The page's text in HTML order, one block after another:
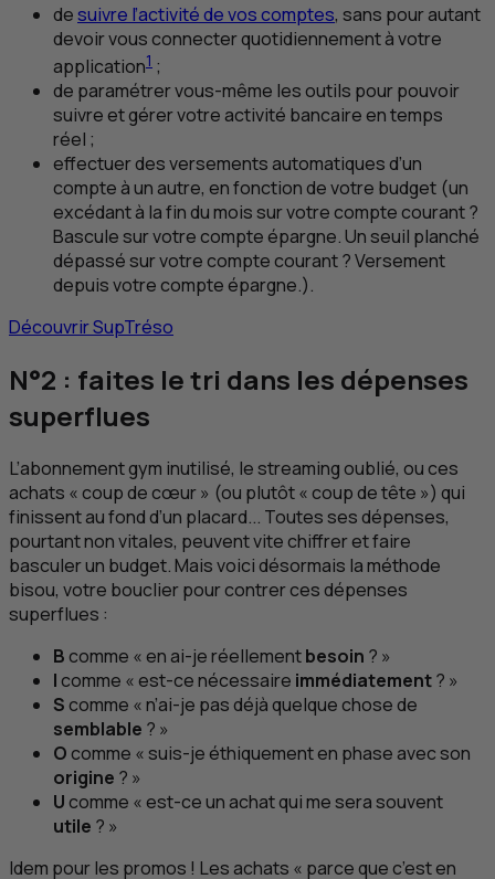
desuivre l’activité de vos comptes, sans pour autant
devoir vous connecter quotidiennement à votre
application1 ;
de paramétrer vous-même les outils pour pouvoir
suivre et gérer votre activité bancaire en temps
réel ;
effectuer des versements automatiques d’un
compte à un autre, en fonction de votre budget (un
excédant à la fin du mois sur votre compte courant ?
Bascule sur votre compte épargne. Un seuil planché
dépassé sur votre compte courant ? Versement
depuis votre compte épargne.).
Découvrir SupTréso
N°2 : faites le tri dans les dépenses
superflues
L’abonnement gym inutilisé, le streaming oublié, ou ces
achats « coup de cœur » (ou plutôt « coup de tête ») qui
finissent au fond d’un placard... Toutes ses dépenses,
pourtant non vitales, peuvent vite chiffrer et faire
basculer un budget. Mais voici désormais la méthode
bisou, votre bouclier pour contrer ces dépenses
superflues :
Bcomme « en ai-je réellementbesoin ? »
Icomme « est-ce nécessaire immédiatement? »
Scomme « n’ai-je pas déjà quelque chose de
semblable ? »
Ocomme « suis-je éthiquement en phase avec son
origine ? »
Ucomme « est-ce un achat qui me sera souvent
utile ? »
Idem pour les promos ! Les achats « parce que c’est en